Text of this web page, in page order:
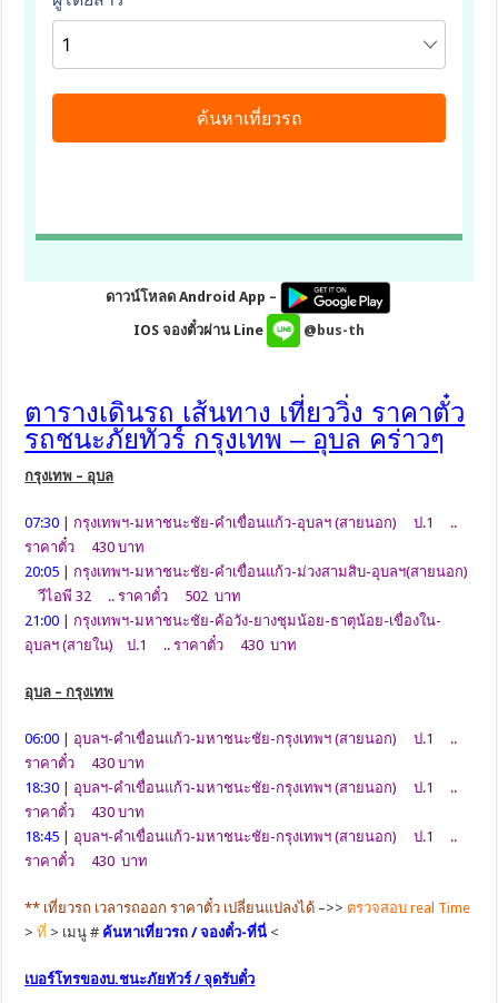
ดาวน์โหลด Android App –
IOS จองตั๋วผ่าน Line
@bus-th
ตารางเดินรถ เส้นทาง เที่ยววิ่ง ราคาตั๋ว
รถชนะภัยทัวร์ กรุงเทพ – อุบล คร่าวๆ
กรุงเทพ – อุบล
07:30 | กรุงเทพฯ-มหาชนะชัย-คำเขื่อนแก้ว-อุบลฯ (สายนอก) ป.1 ..
ราคาตั๋ว 430 บาท
20:05 | กรุงเทพฯ-มหาชนะชัย-คำเขื่อนแก้ว-ม่วงสามสิบ-อุบลฯ(สายนอก)
วีไอพี 32 .. ราคาตั๋ว 502 บาท
21:00 | กรุงเทพฯ-มหาชนะชัย-ค้อวัง-ยางชุมน้อย-ธาตุน้อย-เขื่องใน-
อุบลฯ (สายใน) ป.1 .. ราคาตั๋ว 430 บาท
อุบล – กรุงเทพ
06:00 | อุบลฯ-คำเขื่อนแก้ว-มหาชนะชัย-กรุงเทพฯ (สายนอก) ป.1 ..
ราคาตั๋ว 430 บาท
18:30 | อุบลฯ-คำเขื่อนแก้ว-มหาชนะชัย-กรุงเทพฯ (สายนอก) ป.1 ..
ราคาตั๋ว 430 บาท
18:45 | อุบลฯ-คำเขื่อนแก้ว-มหาชนะชัย-กรุงเทพฯ (สายนอก) ป.1 ..
ราคาตั๋ว 430 บาท
** เที่ยวรถ เวลารถออก ราคาตั๋ว เปลี่ยนแปลงได้ –>> ตรวจสอบ real Time
> ที่ > เมนู # ค้นหาเที่ยวรถ / จองตั๋ว-ที่นี่ <
เบอร์โทรของบ.ชนะภัยทัวร์ / จุดรับตั๋ว